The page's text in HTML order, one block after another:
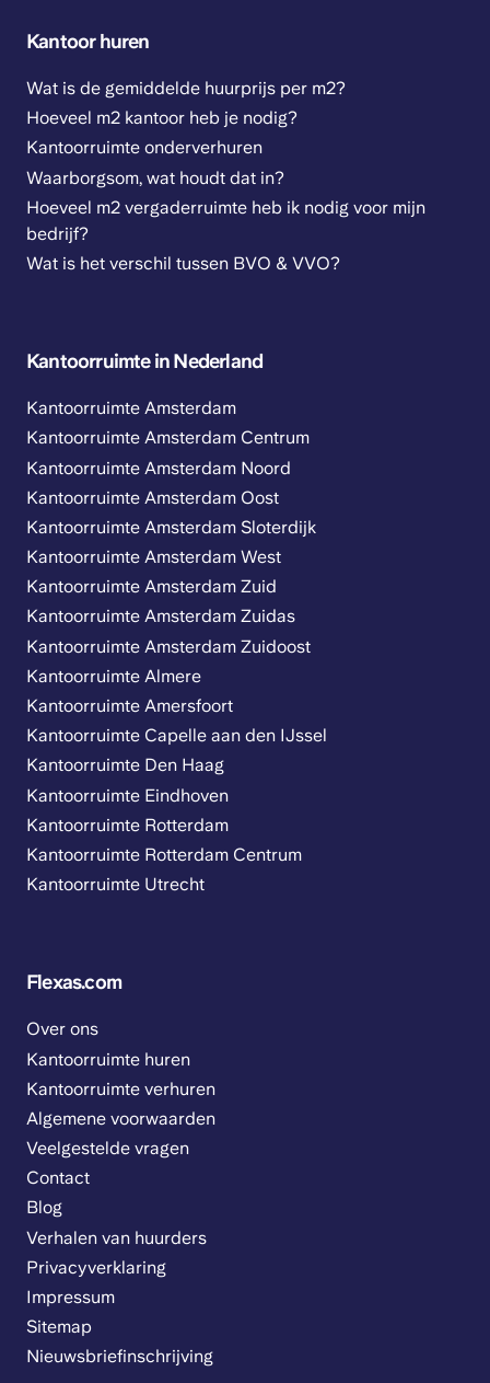
Kantoor huren
Wat is de gemiddelde huurprijs per m2?
Hoeveel m2 kantoor heb je nodig?
Kantoorruimte onderverhuren
Waarborgsom, wat houdt dat in?
Hoeveel m2 vergaderruimte heb ik nodig voor mijn
bedrijf?
Wat is het verschil tussen BVO & VVO?
Kantoorruimte in Nederland
Kantoorruimte Amsterdam
Kantoorruimte Amsterdam Centrum
Kantoorruimte Amsterdam Noord
Kantoorruimte Amsterdam Oost
Kantoorruimte Amsterdam Sloterdijk
Kantoorruimte Amsterdam West
Kantoorruimte Amsterdam Zuid
Kantoorruimte Amsterdam Zuidas
Kantoorruimte Amsterdam Zuidoost
Kantoorruimte Almere
Kantoorruimte Amersfoort
Kantoorruimte Capelle aan den IJssel
Kantoorruimte Den Haag
Kantoorruimte Eindhoven
Kantoorruimte Rotterdam
Kantoorruimte Rotterdam Centrum
Kantoorruimte Utrecht
Flexas.com
Over ons
Kantoorruimte huren
Kantoorruimte verhuren
Algemene voorwaarden
Veelgestelde vragen
Contact
Blog
Verhalen van huurders
Privacyverklaring
Impressum
Sitemap
Nieuwsbriefinschrijving